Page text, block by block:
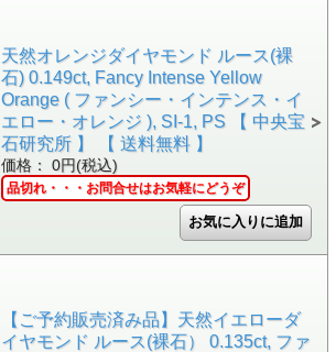
天然オレンジダイヤモンド ルース(裸
石) 0.149ct, Fancy Intense Yellow
Orange ( ファンシー・インテンス・イ
エロー・オレンジ ), SI-1, PS 【 中央宝
石研究所 】 【 送料無料 】
価格： 0円(税込)
品切れ・・・お問合せはお気軽にどうぞ
【ご予約販売済み品】天然イエローダ
イヤモンド ルース(裸石） 0.135ct, ファ